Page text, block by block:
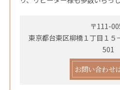
〒111-
東京都台東区柳橋１丁目１
501
お問い合わせ